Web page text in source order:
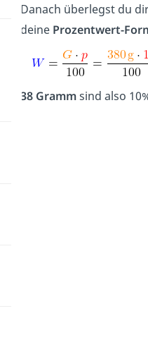
Danach überlegst du
deine Prozentwert-
38 Grammsind also